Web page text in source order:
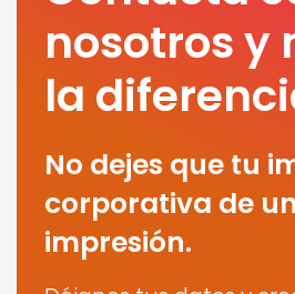
nosotros y
la
No dejes que tu
corporativa de
impresión.